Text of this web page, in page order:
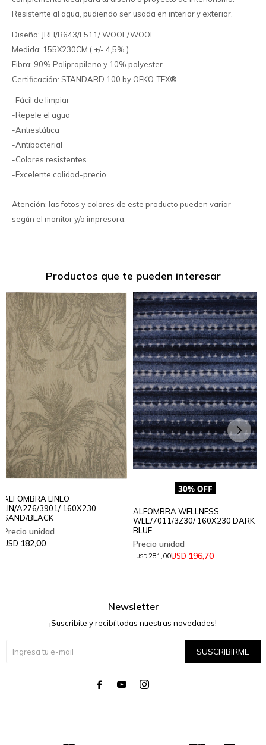
Resistente al agua, pudiendo ser usada en interior y exterior.
Diseño: JRH/B643/E511/ WOOL/WOOL
Medida: 155X230CM ( +/- 4,5% )
Fibra: 90% Polipropileno y 10% polyester
Certificación: STANDARD 100 by OEKO-TEX®
-Fácil de limpiar
-Repele el agua
-Antiestática
-Antibacterial
-Colores resistentes
-Excelente calidad-precio
Atención: las fotos y colores de este producto pueden variar
según el monitor y/o impresora.
Productos que te pueden interesar
ALFOMBRA LINEO
LIN/A276/3901/ 160X230
SAND/BLACK
USD 182,00
ALFOMBRA WELLNESS
WEL/7011/3Z30/ 160X230 DARK
BLUE
USD 196,70
USD281,00
Newsletter
¡Suscribite y recibí todas nuestras novedades!
SUSCRIBIRME
  